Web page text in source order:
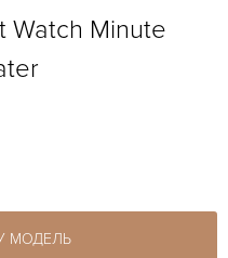
Watch Minute
МОДЕЛЬ